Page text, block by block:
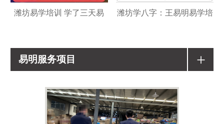
潍坊易学培训 学了三天易 潍坊学八字：王易明易学培
易明服务项目 +